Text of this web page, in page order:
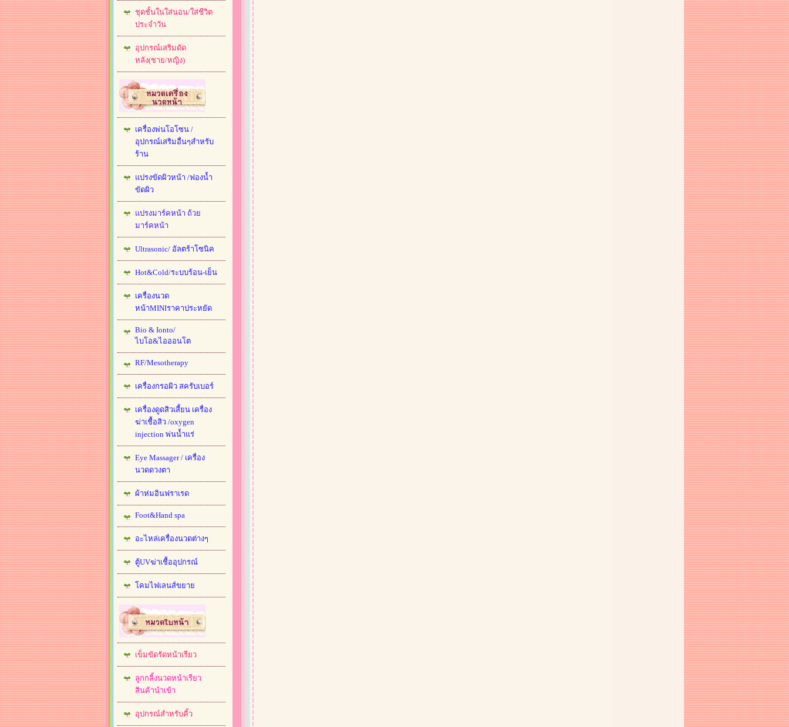
ชุดชั้นในใส่นอน/ใส่ชีวิต
ประจำวัน
อุปกรณ์เสริมดัด
หลัง(ชาย/หญิง)
เครื่องพ่นโอโซน /
อุปกรณ์เสริมอื่นๆสำหรับ
ร้าน
แปรงขัดผิวหน้า /ฟองน้ำ
ขัดผิว
แปรงมาร์คหน้า ถ้วย
มาร์คหน้า
Ultrasonic/ อัลตร้าโซนิค
Hot&Cold/ระบบร้อน-เย็น
เครื่องนวด
หน้าMINIราคาประหยัด
Bio & Ionto/
ไบโอ&ไอออนโต
RF/Mesotherapy
เครื่องกรอผิว สครับเบอร์
เครื่องดูดสิวเสี้ยน เครื่อง
ฆ่าเชื้อสิว /oxygen
injection พ่นน้ำแร่
Eye Massager / เครื่อง
นวดดวงตา
ผ้าห่มอินฟราเรด
Foot&Hand spa
อะไหล่เครื่องนวดต่างๆ
ตู้UVฆ่าเชื้ออุปกรณ์
โคมไฟเลนส์ขยาย
เข็มขัดรัดหน้าเรียว
ลูกกลิ้งนวดหน้าเรียว
สินค้านำเข้า
อุปกรณ์สำหรับคิ้ว